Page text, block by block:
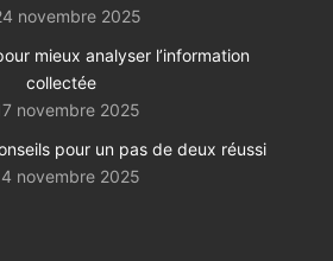
novembre 2025
mieux analyser l’information
collectée
novembre 2025
pour un pas de deux réussi
novembre 2025